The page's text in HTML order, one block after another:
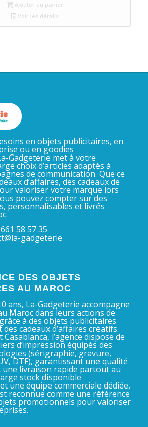
Ajouter au panier
Voir les détails
en objets publicitaires, en
ou en goodies
Gadgeterie met à votre
choix d’articles adaptés à
de communication. Que ce
d’affaires, des cadeaux de
valoriser votre marque lors
pouvez compter sur des
personnalisables et livrés
58 57 35
gadgeterie
DES OBJETS
AU MAROC
ans, La-Gadgeterie accompagne
Maroc dans leurs actions de
à des objets publicitaires
cadeaux d’affaires créatifs.
Casablanca, l’agence dispose de
d’impression équipés des
(sérigraphie, gravure,
DTF), garantissant une qualité
livraison rapide partout au
stock disponible
une équipe commerciale dédiée,
reconnue comme une référence
promotionnels pour valoriser